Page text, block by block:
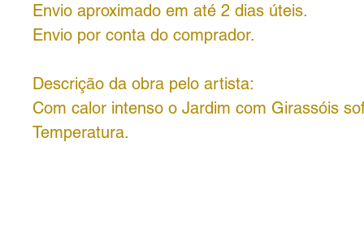
Envio aproximado em até 2 dias úteis.
Envio por conta do comprador.
Descrição da obra pelo artista:
Com calor intenso o Jardim com Girassóis
Temperatura.